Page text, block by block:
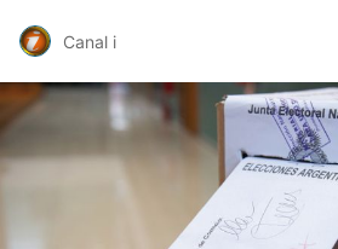
Canal i